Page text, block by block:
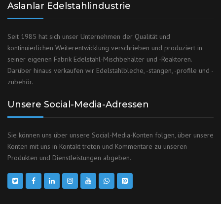
Aslanlar Edelstahlindustrie
Seit 1985 hat sich unser Unternehmen der Qualität und
kontinuierlichen Weiterentwicklung verschrieben und produziert in
seiner eigenen Fabrik Edelstahl-Mischbehälter und -Reaktoren.
Darüber hinaus verkaufen wir Edelstahlbleche, -stangen, -profile und -
zubehör.
Unsere Social-Media-Adressen
Sie können uns über unsere Social-Media-Konten folgen, über unsere
Konten mit uns in Kontakt treten und Kommentare zu unseren
Produkten und Dienstleistungen abgeben.